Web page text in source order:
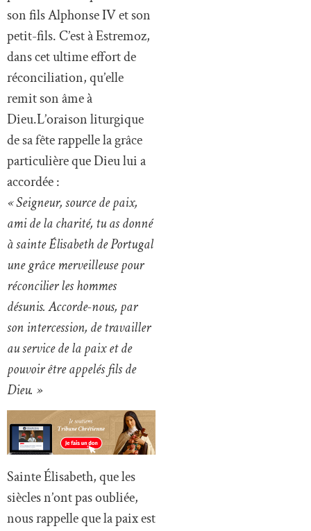
son fils Alphonse IV et son
petit-fils. C’est à Estremoz,
dans cet ultime effort de
réconciliation, qu’elle
remit son âme à
Dieu.L’oraison liturgique
de sa fête rappelle la grâce
particulière que Dieu lui a
accordée :
« Seigneur, source de paix,
ami de la charité, tu as donné
à sainte Élisabeth de Portugal
une grâce merveilleuse pour
réconcilier les hommes
désunis. Accorde-nous, par
son intercession, de travailler
au service de la paix et de
pouvoir être appelés fils de
Dieu. »
Sainte Élisabeth, que les
siècles n’ont pas oubliée,
nous rappelle que la paix est